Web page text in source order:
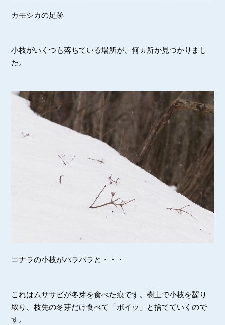
カモシカの足跡
小枝がいくつも落ちている場所が、何ヵ所か見つかりまし
た。
コナラの小枝がバラバラと・・・
これはムササビが冬芽を食べた痕です。樹上で小枝を齧り
取り、枝先の冬芽だけ食べて「ポイッ」と捨てていくので
す。